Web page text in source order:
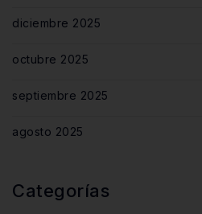
diciembre 2025
octubre 2025
septiembre 2025
agosto 2025
Categorías